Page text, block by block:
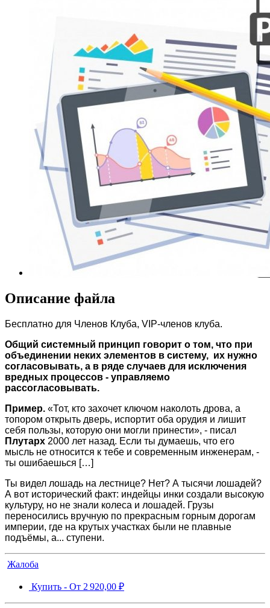
Описание файла
Бесплатно для Членов Клуба, VIP-членов клуба.
Общий системный принцип говорит о том, что при
объединении неких элементов в систему, их нужно
согласовывать, а в ряде случаев для исключения
вредных процессов - управляемо
рассогласовывать.
Пример. «Тот, кто захочет ключом наколоть дрова, а
топором открыть дверь, испортит оба орудия и лишит
себя пользы, которую они могли принести», - писал
Плутарх 2000 лет назад. Если ты думаешь, что его
мысль не относится к тебе и современным инженерам, -
ты ошибаешься […]
Ты видел лошадь на лестнице? Нет? А тысячи лошадей?
А вот исторический факт: индейцы инки создали высокую
культуру, но не знали колеса и лошадей. Грузы
переносились вручную по прекрасным горным дорогам
империи, где на крутых участках были не плавные
подъёмы, а... ступени.
Жалоба
Купить - От 2 920,00 ₽